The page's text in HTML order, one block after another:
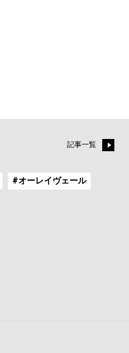
記事一覧
#オーレイヴェール